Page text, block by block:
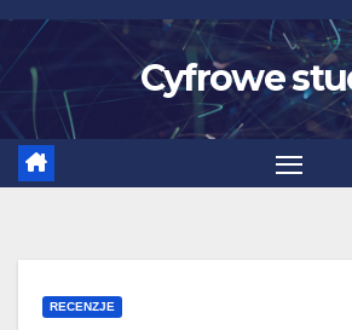
Skip
content
Cyfrowe
RECENZJE